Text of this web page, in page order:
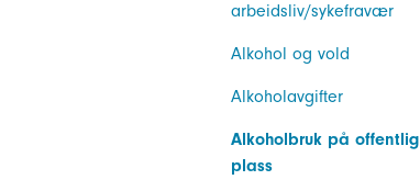
arbeidsliv/sykefravær
Alkohol og vold
Alkoholavgifter
Alkoholbruk på offentlig
plass